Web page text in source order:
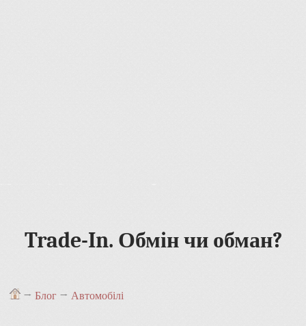
Trade-In. Обмін чи обман?
→ Блог → Автомобілі